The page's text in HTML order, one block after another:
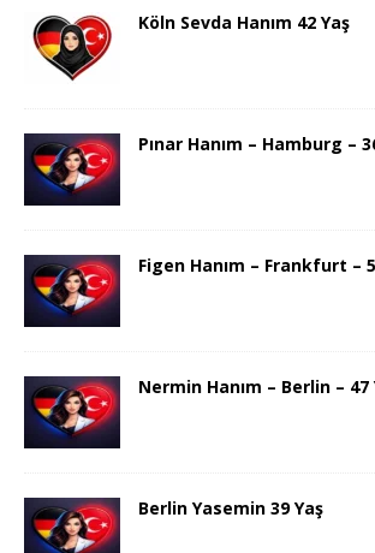
Köln Sevda Hanım 42 Yaş
Pınar Hanım – Hamburg –
Figen Hanım – Frankfurt –
Nermin Hanım – Berlin – 47
Berlin Yasemin 39 Yaş